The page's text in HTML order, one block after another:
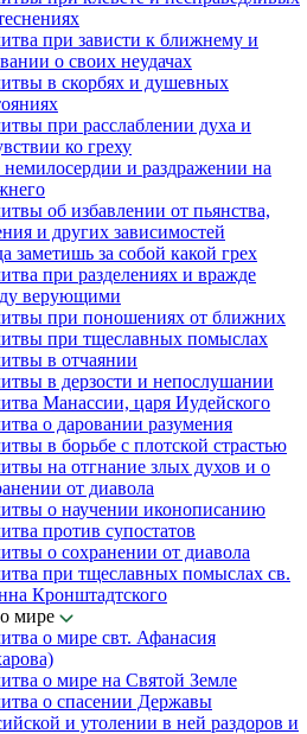
при зависти к ближнему и
о своих неудачах
в скорбях и душевных
при расслаблении духа и
ко греху
и раздражении на
об избавлении от пьянства,
и других зависимостей
заметишь за собой какой грех
при разделениях и вражде
верующими
при поношениях от ближних
при тщеславных помыслах
в отчаянии
в дерзости и непослушании
Манассии, царя Иудейского
о даровании разумения
в борьбе с плотской страстью
на отгнание злых духов и о
от диавола
о научении иконописанию
против супостатов
о сохранении от диавола
при тщеславных помыслах св.
Кронштадтского
мире
о мире свт. Афанасия
о мире на Святой Земле
о спасении Державы
и утолении в ней раздоров и